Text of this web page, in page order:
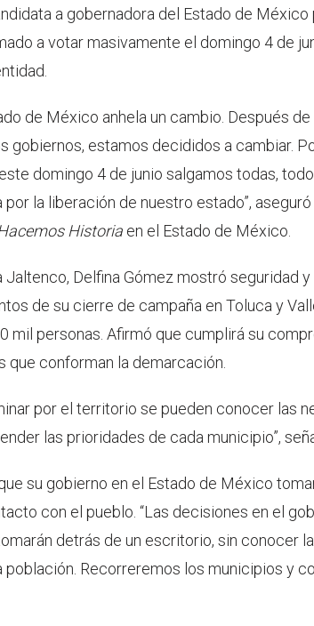
a gobernadora del Estado de
a votar masivamente el domingo 4 de
de México anhela un cambio. Después
gobiernos, estamos decididos a cambiar.
este domingo 4 de junio salgamos todas,
por la liberación de nuestro estado”,
Historia en el Estado de México.
Jaltenco, Delfina Gómez mostró seguridad
de su cierre de campaña en Toluca y
mil personas. Afirmó que cumplirá su
que conforman la demarcación.
por el territorio se pueden conocer las
las prioridades de cada municipio”,
su gobierno en el Estado de México
con el pueblo. “Las decisiones en el
detrás de un escritorio, sin conocer
población. Recorreremos los municipios y